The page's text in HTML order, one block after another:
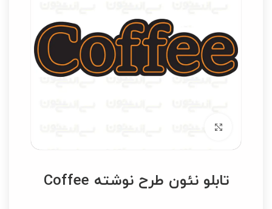
تابلو نئون طرح نوشته Coffee